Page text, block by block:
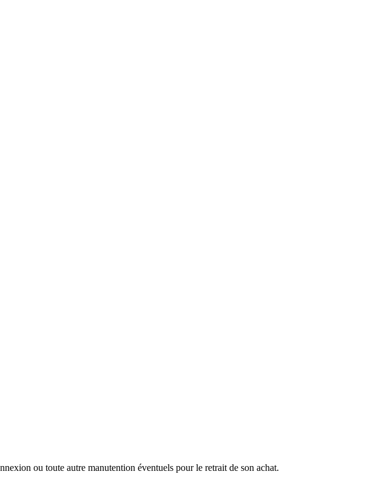
ou toute autre manutention éventuels pour le retrait de son achat.